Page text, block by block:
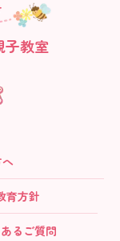
子教室
育方針
るご質問